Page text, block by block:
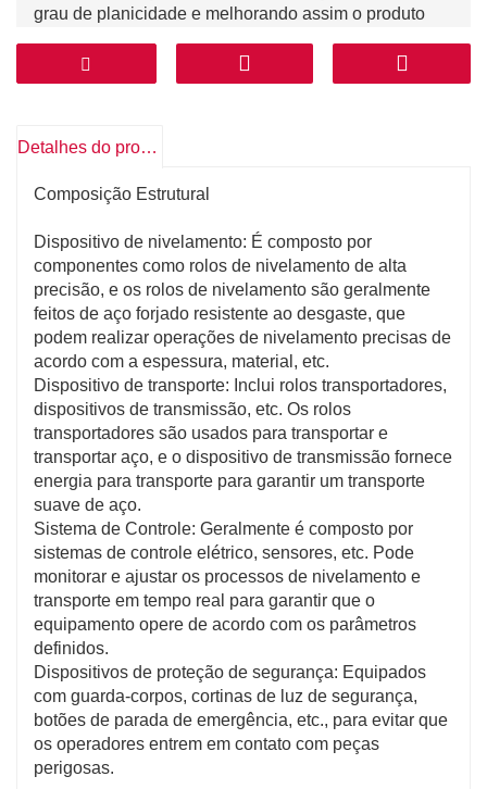
grau de planicidade e melhorando assim o produto
Proteção de Superfície: Durante o processo de
transmissão para evitar atrito excessivo e arranhões
a qualidade da superfície do aço. Esta vantagem é
particularmente crucial para produtos siderúrgicos
com elevados requisitos de qualidade superficial,
como aço para painéis automotivos e aço para
eletrodomésticos.
Transporte Estável: Contando com um sistema de
controle preciso e uma estrutura mecânica estável, o
transportador de nivelamento pode garantir a
estabilidade do aço durante o processo de transporte,
prevenir fenômenos como agitação e desvio do aço,
garantir a precisão de posicionamento do aço no
processamento subsequente e contribui para melhorar
a consistência do produto e a estabilidade da
qualidade.
Reduzir a intensidade do trabalho
Reduzir a operação manual: O transportador de
nivelamento possui um alto grau de automação e
pode completar as tarefas de nivelamento e transporte
de aço, reduzindo o trabalho físico pesado, como
manuseio manual, elevação e nivelamento, reduzindo
assim a intensidade de trabalho dos trabalhadores.
Melhorar o ambiente de trabalho: As operações
tradicionais de nivelamento de aço geralmente
exigem que os trabalhadores trabalhem em ambientes
Detalhes do produto
Composição Estrutural
Dispositivo de nivelamento: É composto por
componentes como rolos de nivelamento de alta
precisão, e os rolos de nivelamento são geralmente
feitos de aço forjado resistente ao desgaste, que
podem realizar operações de nivelamento precisas de
acordo com a espessura, material, etc.
Dispositivo de transporte: Inclui rolos transportadores,
dispositivos de transmissão, etc. Os rolos
transportadores são usados ​​para transportar e
transportar aço, e o dispositivo de transmissão fornece
energia para transporte para garantir um transporte
suave de aço.
Sistema de Controle: Geralmente é composto por
sistemas de controle elétrico, sensores, etc. Pode
monitorar e ajustar os processos de nivelamento e
transporte em tempo real para garantir que o
equipamento opere de acordo com os parâmetros
definidos.
Dispositivos de proteção de segurança: Equipados
com guarda-corpos, cortinas de luz de segurança,
botões de parada de emergência, etc., para evitar que
os operadores entrem em contato com peças
perigosas.